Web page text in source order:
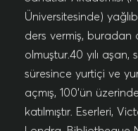
Üniversitesinde)
ders vermiş, buradan
olmuştur.40 yılı aşan,
süresince yurtiçi ve
açmış, 100’ün
katılmıştır. Eserleri,